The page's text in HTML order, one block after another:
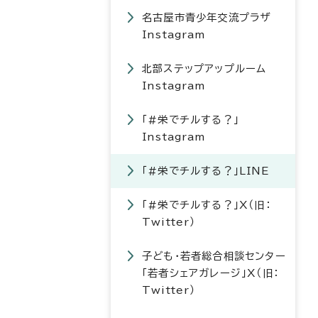
名古屋市青少年交流プラザ
Instagram
北部ステップアップルーム
Instagram
「#栄でチルする？」
Instagram
「#栄でチルする？」LINE
「#栄でチルする？」X（旧：
Twitter）
子ども・若者総合相談センター
「若者シェアガレージ」X（旧：
Twitter）